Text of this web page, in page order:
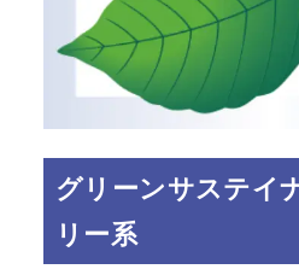
グリーンサステイ
リー系